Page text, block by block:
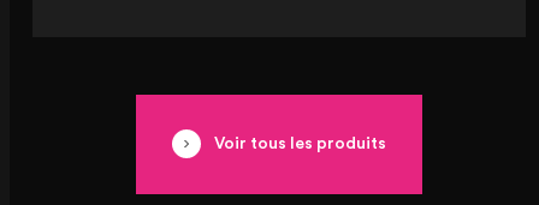
Voir tous les produits